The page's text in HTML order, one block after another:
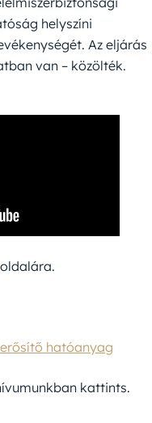
helyszíni
Az eljárás
van – közölték.
oldalára.
hatóanyag
kattints.